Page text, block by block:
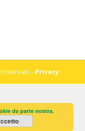
riservati. - Privacy
da parte nostra.